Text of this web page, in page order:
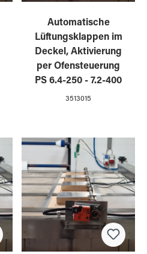
Automatische
Lüftungsklappen im
Deckel, Aktivierung
per Ofensteuerung
PS 6.4-250 - 7.2-400
3513015